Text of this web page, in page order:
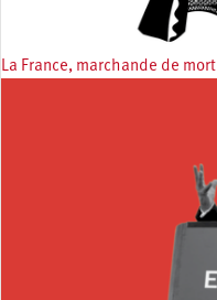
La France, marchande de mort